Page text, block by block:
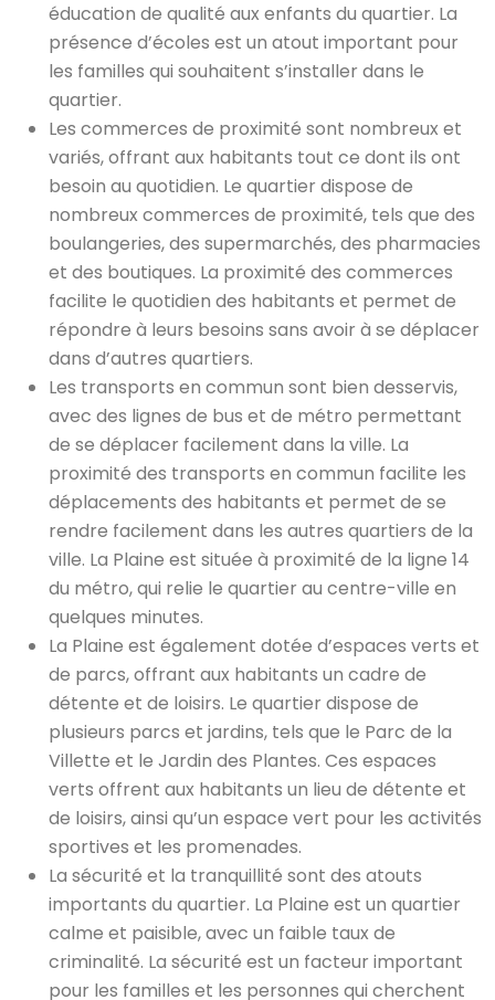
éducation de qualité aux enfants du quartier. La
présence d’écoles est un atout important pour
les familles qui souhaitent s’installer dans le
quartier.
Les commerces de proximité sont nombreux et
variés, offrant aux habitants tout ce dont ils ont
besoin au quotidien. Le quartier dispose de
nombreux commerces de proximité, tels que des
boulangeries, des supermarchés, des pharmacies
et des boutiques. La proximité des commerces
facilite le quotidien des habitants et permet de
répondre à leurs besoins sans avoir à se déplacer
dans d’autres quartiers.
Les transports en commun sont bien desservis,
avec des lignes de bus et de métro permettant
de se déplacer facilement dans la ville. La
proximité des transports en commun facilite les
déplacements des habitants et permet de se
rendre facilement dans les autres quartiers de la
ville. La Plaine est située à proximité de la ligne 14
du métro, qui relie le quartier au centre-ville en
quelques minutes.
La Plaine est également dotée d’espaces verts et
de parcs, offrant aux habitants un cadre de
détente et de loisirs. Le quartier dispose de
plusieurs parcs et jardins, tels que le Parc de la
Villette et le Jardin des Plantes. Ces espaces
verts offrent aux habitants un lieu de détente et
de loisirs, ainsi qu’un espace vert pour les activités
sportives et les promenades.
La sécurité et la tranquillité sont des atouts
importants du quartier. La Plaine est un quartier
calme et paisible, avec un faible taux de
criminalité. La sécurité est un facteur important
pour les familles et les personnes qui cherchent